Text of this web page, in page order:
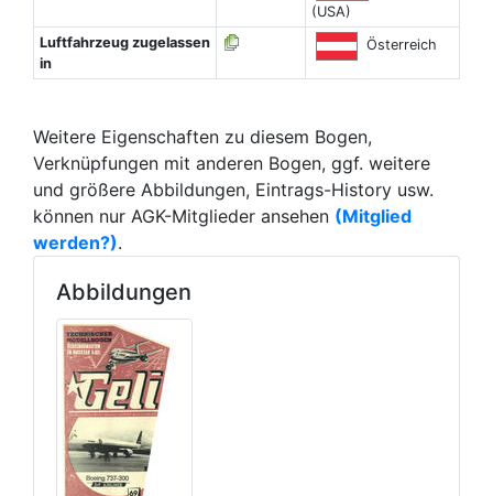
(USA)
Luftfahrzeug zugelassen
in
Österreich
Weitere Eigenschaften zu diesem Bogen,
Verknüpfungen mit anderen Bogen, ggf. weitere
und größere Abbildungen, Eintrags-History usw.
können nur AGK-Mitglieder ansehen (Mitglied
werden?).
Abbildungen